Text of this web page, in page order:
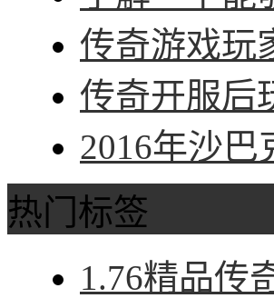
传奇游戏玩
传奇开服后
2016年沙
热门标签
1.76精品传